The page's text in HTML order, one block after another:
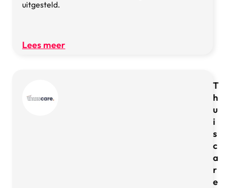
uitgesteld.
Lees meer
T
h
u
i
s
c
a
r
e